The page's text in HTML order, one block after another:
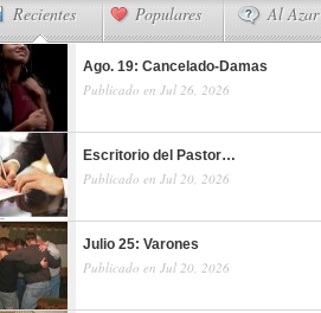
Recientes Populares Al Azar
Ago. 19: Cancelado-Damas
Publicado en Jul 26, 2026
Escritorio del Pastor…
Publicado en Jul 20, 2026
Julio 25: Varones
Publicado en Jul 20, 2026